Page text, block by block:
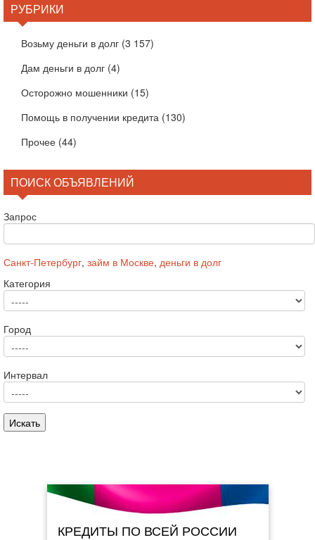
РУБРИКИ
Возьму деньги в долг (3 157)
Дам деньги в долг (4)
Осторожно мошенники (15)
Помощь в получении кредита (130)
Прочее (44)
ПОИСК ОБЪЯВЛЕНИЙ
Запрос
Санкт-Петербург, займ в Москве, деньги в долг
Категория
Город
Интервал
КРЕДИТЫ ПО ВСЕЙ РОССИИ